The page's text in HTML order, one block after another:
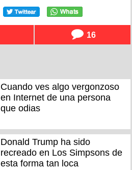
16
Cuando ves algo vergonzoso
en Internet de una persona
que odias
Donald Trump ha sido
recreado en Los Simpsons de
esta forma tan loca